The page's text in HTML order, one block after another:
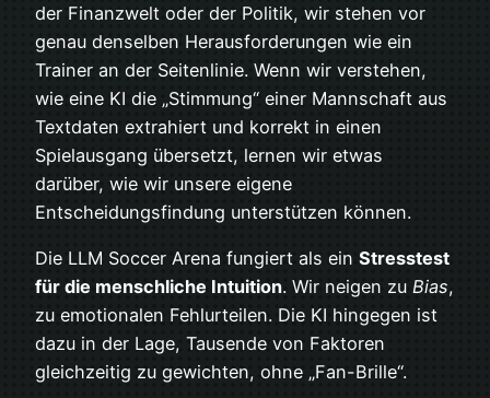
der Finanzwelt oder der Politik, wir stehen vor
genau denselben Herausforderungen wie ein
Trainer an der Seitenlinie. Wenn wir verstehen,
wie eine KI die „Stimmung“ einer Mannschaft aus
Textdaten extrahiert und korrekt in einen
Spielausgang übersetzt, lernen wir etwas
darüber, wie wir unsere eigene
Entscheidungsfindung unterstützen können.
Die LLM Soccer Arena fungiert als ein Stresstest
für die menschliche Intuition. Wir neigen zu Bias,
zu emotionalen Fehlurteilen. Die KI hingegen ist
dazu in der Lage, Tausende von Faktoren
gleichzeitig zu gewichten, ohne „Fan-Brille“.